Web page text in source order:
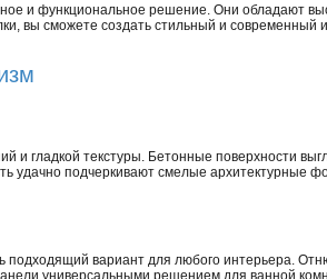
и функциональное решение. Они обладают
вы сможете создать стильный и современный
и гладкой текстуры. Бетонные поверхности
удачно подчеркивают смелые архитектурные
подходящий вариант для любого интерьера.